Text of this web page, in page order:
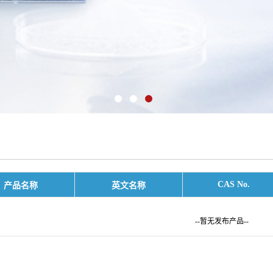
产品名称 英文名称 CAS No.
--暂无发布产品--